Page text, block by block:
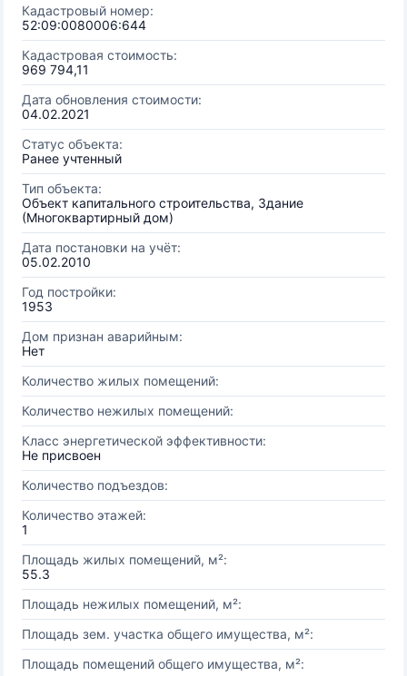
Кадастровый номер:
52:09:0080006:644
Кадастровая стоимость:
969 794,11
Дата обновления стоимости:
04.02.2021
Статус объекта:
Ранее учтенный
Тип объекта:
Объект капитального строительства, Здание
(Многоквартирный дом)
Дата постановки на учёт:
05.02.2010
Год постройки:
1953
Дом признан аварийным:
Нет
Количество жилых помещений:
Количество нежилых помещений:
Класс энергетической эффективности:
Не присвоен
Количество подъездов:
Количество этажей:
1
Площадь жилых помещений, м²:
55.3
Площадь нежилых помещений, м²:
Площадь зем. участка общего имущества, м²:
Площадь помещений общего имущества, м²: